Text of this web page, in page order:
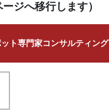
ジへ移行します）
ト専門家コンサルティング